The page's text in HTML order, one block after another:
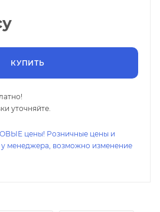
КУПИТЬ
уточняйте.
цены! Розничные цены и
у менеджера, возможно изменение